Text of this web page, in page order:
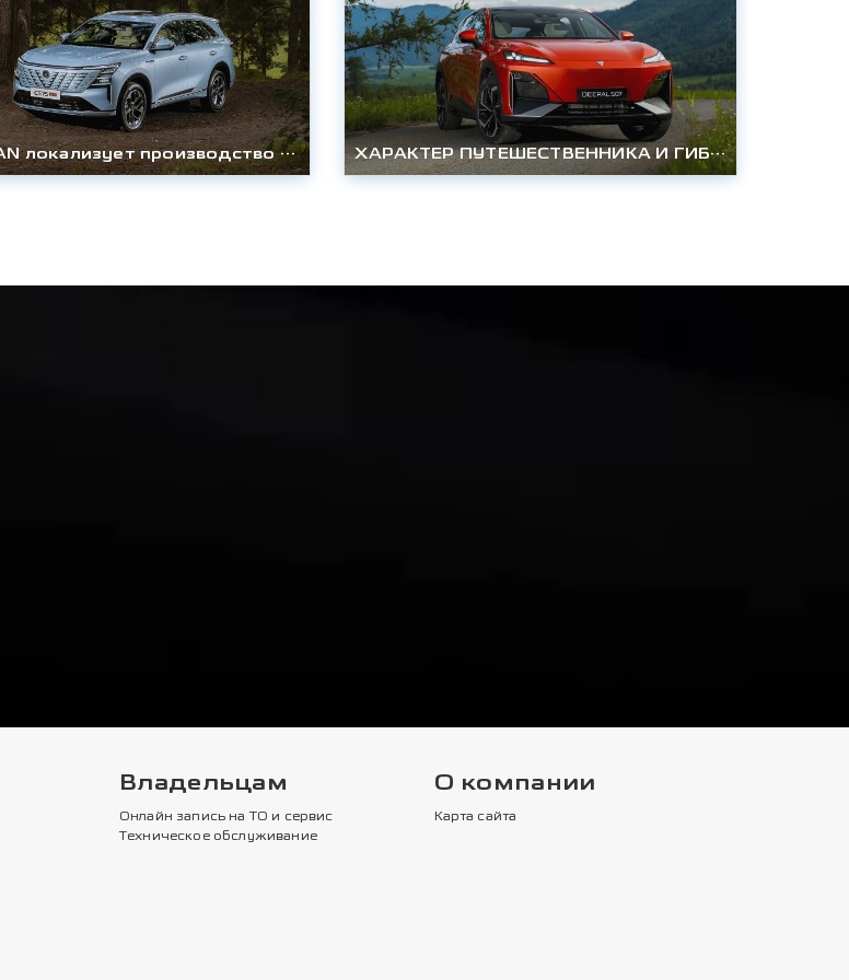
CHANGAN локализует производство технологичного кроссовера CS75PLUS AWD в России и снижает цену ХАРАКТЕР ПУТЕШЕСТВЕННИКА И ГИБРИДНАЯ МОЩЬ DEEPAL S07 УЖЕ В РОССИИ
Владельцам
Онлайн запись на ТО и сервис
Техническое обслуживание
О компании
Карта сайта